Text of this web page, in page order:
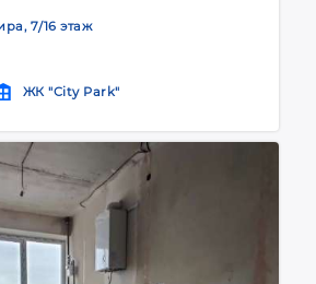
7/16 этаж
ЖК "City Park"